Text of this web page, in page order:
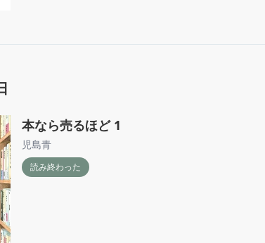
本なら売るほど 1
児島青
読み終わった